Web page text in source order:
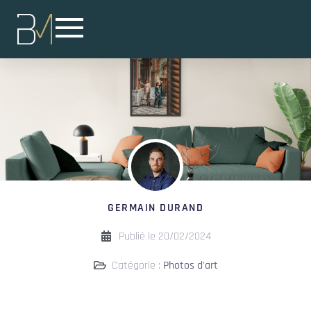
GERMAIN DURAND
Publié le 20/02/2024
Catégorie : Photos d'art